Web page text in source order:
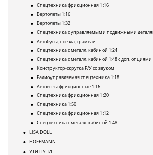
Спецтехника фрикционная 1:16
Вертолеты 1:16
Вертолеты 1:32
Спецтехника с управляемыми подвижными
Автобусы, поезда, трамваи
Спецтехника с металл. кабиной 1:24
Спецтехника с металл. кабиной 1:48 с доп. опциями
Конструктор-скрутка Р/У со звуком
Радиоуправляемая спецтехника 1:18
Автовозы фрикционные 1:16
Спецтехника фрикционная 1:20
Спецтехника 1:50
Спецтехника фрикционная 1:12
Спецтехника с металл. кабиной 1:48
LISA DOLL
HOFFMANN
УТИ ПУТИ